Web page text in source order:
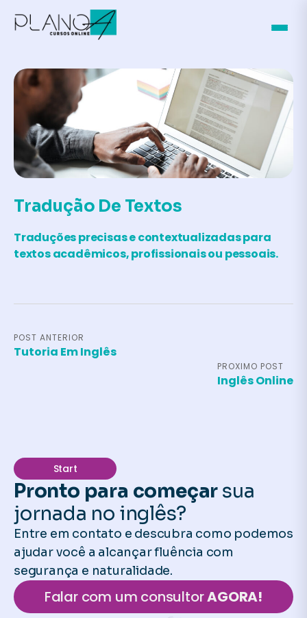
Tradução De Textos
Traduções precisas e contextualizadas para
textos acadêmicos, profissionais ou pessoais.
POST ANTERIOR
Tutoria Em Inglês
PROXIMO POST
Inglês Online
Start
Pronto para começar sua
jornada no inglês?
Entre em contato e descubra como podemos
ajudar você a alcançar fluência com
segurança e naturalidade.
Falar com um consultorAGORA!